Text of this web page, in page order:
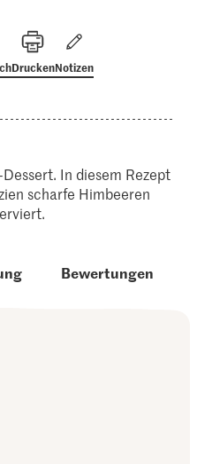
DruckenNotizen
In diesem Rezept
scharfe Himbeeren
Bewertungen